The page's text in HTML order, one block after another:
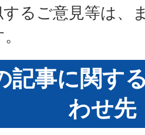
するご意見等は、
記事に関す
わせ先